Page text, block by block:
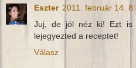
Eszter 2011. február 14.
Juj, de jól néz ki! Ezt is
lejegyezted a receptet!
Válasz